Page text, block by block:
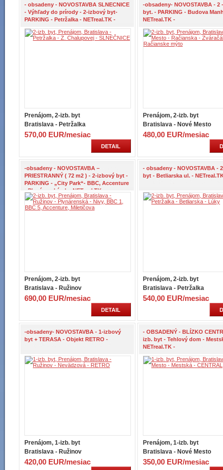
- obsadeny - NOVOSTAVBA SLNECNICE
- Výhľady do prírody - 2-izbový byt-
PARKING - Petržalka - NETreal.TK -
Prenájom, 2-izb. byt
Bratislava - Petržalka
570,00 EUR/mesiac
DETAIL
-obsadeny- NOVOSTAVBA - 2
byt. - PARKING - Budova
NETreal.TK -
Prenájom, 2-izb. byt
Bratislava - Nové Mesto
480,00 EUR/mesiac
-obsadeny - NOVOSTAVBA –
PRIESTRANNÝ ( 72 m2 ) - 2-izbový byt -
PARKING - „City Park“- BBC, Accenture
- Plynárenská ul. - NETreal.TK -
Prenájom, 2-izb. byt
Bratislava - Ružinov
690,00 EUR/mesiac
DETAIL
- obsadeny - NOVOSTAVBA -
byt - Betliarska ul. -
Prenájom, 2-izb. byt
Bratislava - Petržalka
540,00 EUR/mesiac
-obsadeny- NOVOSTAVBA - 1-izbový
byt + TERASA - Objekt RETRO -
Prenájom, 1-izb. byt
Bratislava - Ružinov
420,00 EUR/mesiac
- OBSADENÝ - BLÍZKO
izb. byt - Tehlový dom -
NETreal.TK -
Prenájom, 1-izb. byt
Bratislava - Nové Mesto
350,00 EUR/mesiac